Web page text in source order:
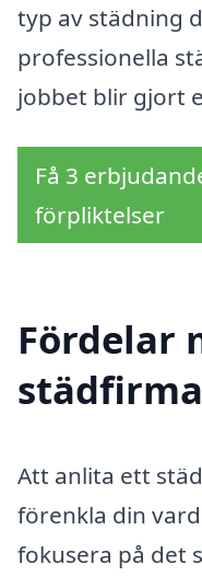
typ av städning
professionella
jobbet blir gjort
Få 3
förpliktelser
Fördelar
Att anlita ett
förenkla din
fokusera på det